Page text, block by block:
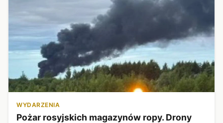
WYDARZENIA
Pożar rosyjskich magazynów ropy. Drony